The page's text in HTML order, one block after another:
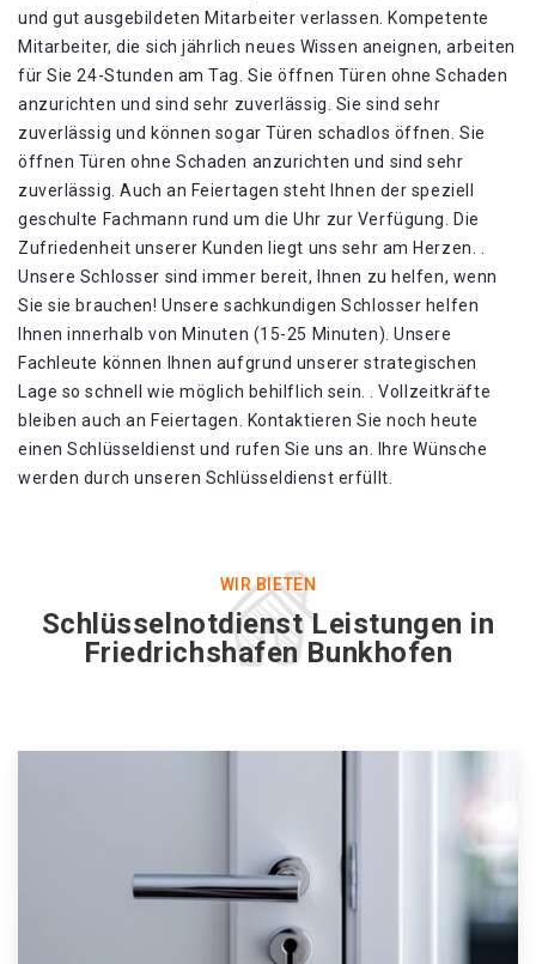
und gut ausgebildeten Mitarbeiter verlassen. Kompetente
Mitarbeiter, die sich jährlich neues Wissen aneignen, arbeiten
für Sie 24-Stunden am Tag. Sie öffnen Türen ohne Schaden
anzurichten und sind sehr zuverlässig. Sie sind sehr
zuverlässig und können sogar Türen schadlos öffnen. Sie
öffnen Türen ohne Schaden anzurichten und sind sehr
zuverlässig. Auch an Feiertagen steht Ihnen der speziell
geschulte Fachmann rund um die Uhr zur Verfügung. Die
Zufriedenheit unserer Kunden liegt uns sehr am Herzen. .
Unsere Schlosser sind immer bereit, Ihnen zu helfen, wenn
Sie sie brauchen! Unsere sachkundigen Schlosser helfen
Ihnen innerhalb von Minuten (15-25 Minuten). Unsere
Fachleute können Ihnen aufgrund unserer strategischen
Lage so schnell wie möglich behilflich sein. . Vollzeitkräfte
bleiben auch an Feiertagen. Kontaktieren Sie noch heute
einen Schlüsseldienst und rufen Sie uns an. Ihre Wünsche
werden durch unseren Schlüsseldienst erfüllt.
WIR BIETEN
Schlüsselnotdienst Leistungen in
Friedrichshafen Bunkhofen